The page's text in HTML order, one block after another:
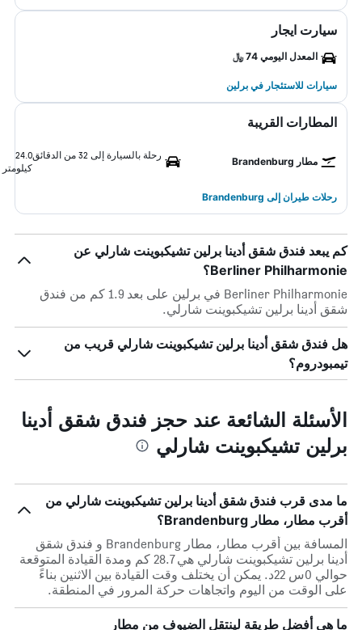
سيارت ايجار
المعدل اليومي 74 ﷼
سيارات للاستئجار في برلين
المطارات القريبة
مطار Brandenburg
رحلة بالسيارة إلى 32 من الدقائق
24.0
كيلومتر
رحلات طيران إلى Brandenburg
كم يبعد فندق شقق أدينا برلين تشيكبوينت شارلي عن
Berliner Philharmonie؟
Berliner Philharmonie في برلين على بعد 1.9 كم من فندق
شقق أدينا برلين تشيكبوينت شارلي.
هل فندق شقق أدينا برلين تشيكبوينت شارلي قريب من
تيمبودروم؟
الأسئلة الشائعة عند حجز فندق شقق أدينا
برلين تشيكبوينت شارلي
ما مدى قرب فندق شقق أدينا برلين تشيكبوينت شارلي من
أقرب مطار، مطار Brandenburg؟
المسافة بين أقرب مطار، مطار Brandenburg و فندق شقق
أدينا برلين تشيكبوينت شارلي هي 28.7 كم ومدة القيادة المتوقعة
حوالي 0س 22د. يمكن أن يختلف وقت القيادة بين الاثنين بناءً
على الوقت من اليوم واتجاهات حركة المرور في المنطقة.
ما هي أفضل طريقة لينتقل الضيوف من مطار